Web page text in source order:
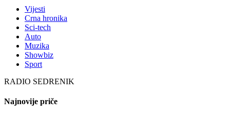
Vijesti
Crna hronika
Sci-tech
Auto
Muzika
Showbiz
Sport
RADIO SEDRENIK
Najnovije priče